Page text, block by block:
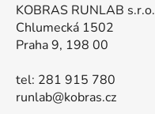
KOBRAS RUNLAB s.r.o.
Chlumecká 1502
Praha 9, 198 00
tel: 281 915 780
runlab@kobras.cz